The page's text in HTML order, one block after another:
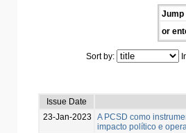
Jump
or
Sort by:
Issue Date
23-Jan-2023
A PCSD como
impacto político e